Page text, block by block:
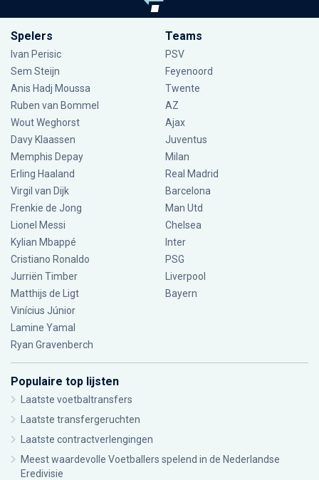
Spelers
Ivan Perisic
Sem Steijn
Anis Hadj Moussa
Ruben van Bommel
Wout Weghorst
Davy Klaassen
Memphis Depay
Erling Haaland
Virgil van Dijk
Frenkie de Jong
Lionel Messi
Kylian Mbappé
Cristiano Ronaldo
Jurriën Timber
Matthijs de Ligt
Vinícius Júnior
Lamine Yamal
Ryan Gravenberch
Teams
PSV
Feyenoord
Twente
AZ
Ajax
Juventus
Milan
Real Madrid
Barcelona
Man Utd
Chelsea
Inter
PSG
Liverpool
Bayern
Populaire top lijsten
Laatste voetbaltransfers
Laatste transfergeruchten
Laatste contractverlengingen
Meest waardevolle Voetballers spelend in de Nederlandse
Eredivisie